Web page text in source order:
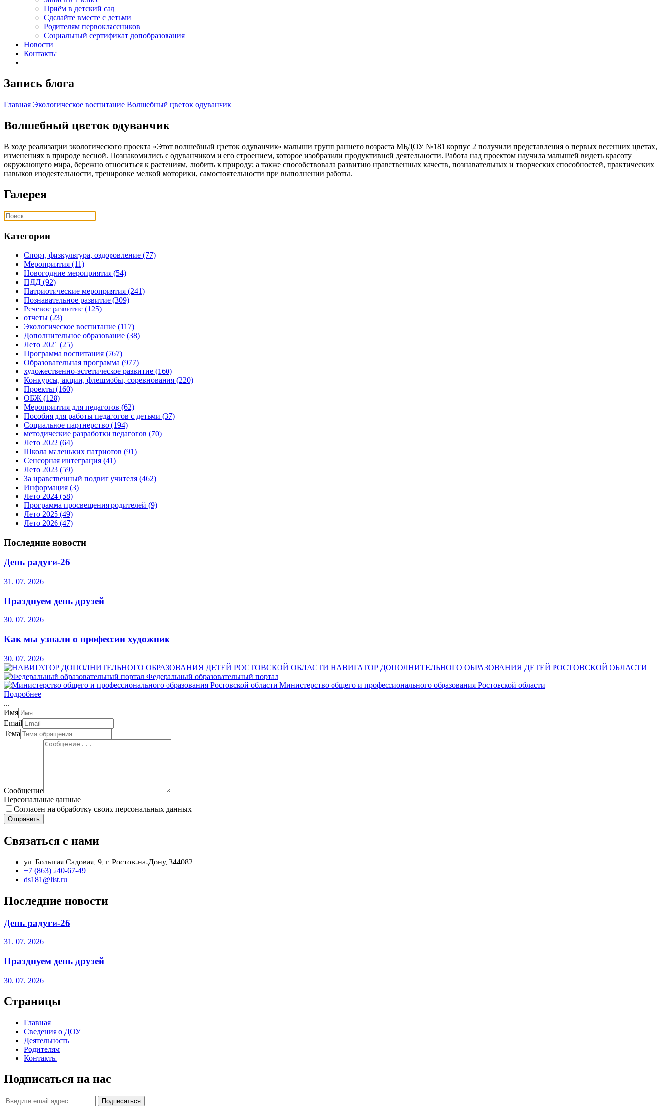
Приём в детский сад
Сделайте вместе с детьми
Родителям первоклассников
Социальный сертификат допобразования
Новости
Контакты
Запись блога
Главная Экологическое воспитание Волшебный цветок одуванчик
Волшебный цветок одуванчик
В ходе реализации экологического проекта «Этот волшебный цветок одуванчик» малыши групп раннего возраста МБДОУ №181 корпус 2 получили представления о первых весенних цветах,
изменениях в природе весной. Познакомились с одуванчиком и его строением, которое изобразили продуктивной деятельности. Работа над проектом научила малышей видеть красоту
окружающего мира, бережно относиться к растениям, любить к природу; а также способствовала развитию нравственных качеств, познавательных и творческих способностей, практических
навыков изодеятельности, тренировке мелкой моторики, самостоятельности при выполнении работы.
Галерея
Категории
Спорт, физкультура, оздоровление (77)
Мероприятия (11)
Новогодние мероприятия (54)
ПДД (92)
Патриотические мероприятия (241)
Познавательное развитие (309)
Речевое развитие (125)
отчеты (23)
Экологическое воспитание (117)
Дополнительное образование (38)
Лето 2021 (25)
Программа воспитания (767)
Образовательная программа (977)
художественно-эстетическое развитие (160)
Конкурсы, акции, флешмобы, соревнования (220)
Проекты (160)
ОБЖ (128)
Мероприятия для педагогов (62)
Пособия для работы педагогов с детьми (37)
Социальное партнерство (194)
методические разработки педагогов (70)
Лето 2022 (64)
Школа маленьких патриотов (91)
Сенсорная интеграция (41)
Лето 2023 (59)
За нравственный подвиг учителя (462)
Информация (3)
Лето 2024 (58)
Программа просвещения родителей (9)
Лето 2025 (49)
Лето 2026 (47)
Последние новости
День радуги-26
31. 07. 2026
Празднуем день друзей
30. 07. 2026
Как мы узнали о профессии художник
30. 07. 2026
НАВИГАТОР ДОПОЛНИТЕЛЬНОГО ОБРАЗОВАНИЯ ДЕТЕЙ РОСТОВСКОЙ ОБЛАСТИ
Федеральный образовательный портал
Министерство общего и профессионального образования Ростовской области
Подробнее
...
Имя
Email
Тема
Сообщение
Персональные данные
Согласен на обработку своих персональных данных
Отправить
Связаться с нами
ул. Большая Садовая, 9, г. Ростов-на-Дону, 344082
+7 (863) 240-67-49
ds181@list.ru
Последние новости
День радуги-26
31. 07. 2026
Празднуем день друзей
30. 07. 2026
Страницы
Главная
Сведения о ДОУ
Деятельность
Родителям
Контакты
Подписаться на нас